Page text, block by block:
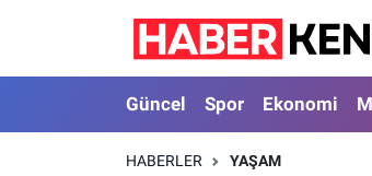
Güncel Spor Ekonomi
HABERLER YAŞAM
Güncel
Spor
Nöbetçi Eczaneler
Hava Durumu